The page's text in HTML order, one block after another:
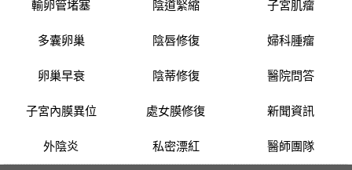
輸卵管堵塞
多囊卵巢
卵巢早衰
子宮內膜異位
外陰炎
陰道緊縮
陰唇修復
陰蒂修復
處女膜修復
私密漂紅
子宮肌瘤
婦科腫瘤
醫院問答
新聞資訊
醫師團隊